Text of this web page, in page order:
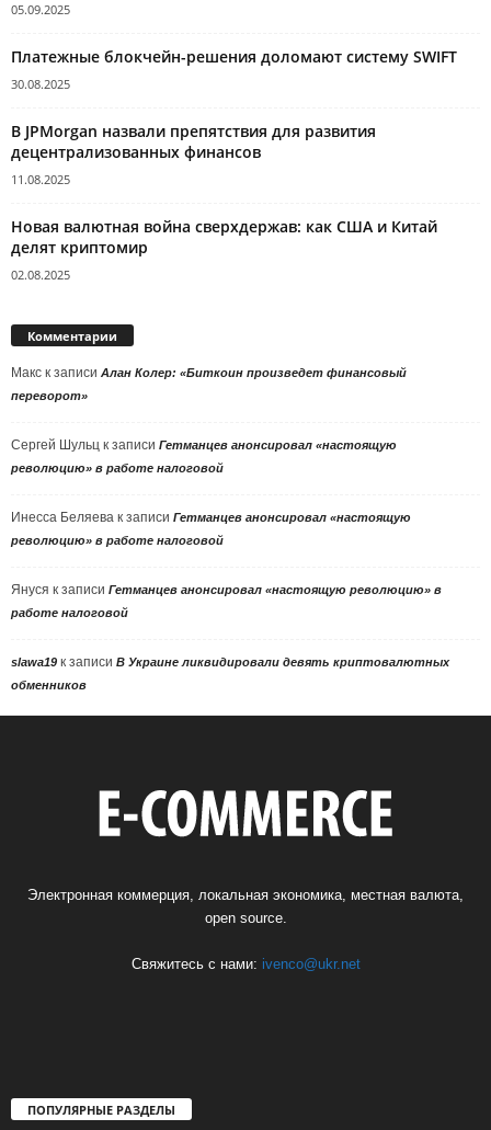
05.09.2025
Платежные блокчейн-решения доломают систему SWIFT
30.08.2025
В JPMorgan назвали препятствия для развития
децентрализованных финансов
11.08.2025
Новая валютная война сверхдержав: как США и Китай
делят криптомир
02.08.2025
Комментарии
Макс к записи Алан Колер: «Биткоин произведет финансовый
переворот»
Сергей Шульц к записи Гетманцев анонсировал «настоящую
революцию» в работе налоговой
Инесса Беляева к записи Гетманцев анонсировал «настоящую
революцию» в работе налоговой
Януся к записи Гетманцев анонсировал «настоящую революцию» в
работе налоговой
slawa19 к записи В Украине ликвидировали девять криптовалютных
обменников
Электронная коммерция, локальная экономика, местная валюта,
open source.
Свяжитесь с нами: ivenco@ukr.net
ПОПУЛЯРНЫЕ РАЗДЕЛЫ